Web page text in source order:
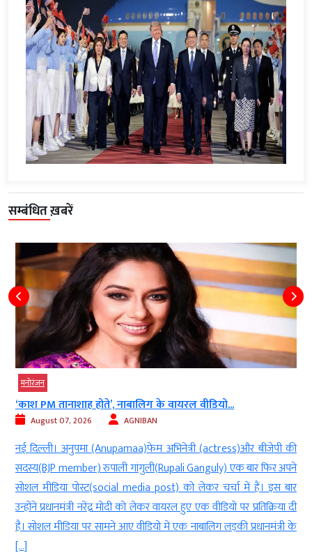
सम्बंधित ख़बरें
मनोरंजन
‘काश PM तानाशाह होते’, नाबालिग के वायरल वीडियो...
August 07, 2026 AGNIBAN
नई दिल्ली। अनुपमा (Anupamaa)फेम अभिनेत्री (actress)और बीजेपी की
सदस्य(BJP member) रुपाली गांगुली(Rupali Ganguly) एक बार फिर अपने
सोशल मीडिया पोस्ट(social media post) को लेकर चर्चा में हैं। इस बार
उन्होंने प्रधानमंत्री नरेंद्र मोदी को लेकर वायरल हुए एक वीडियो पर प्रतिक्रिया दी
है। सोशल मीडिया पर सामने आए वीडियो में एक नाबालिग लड़की प्रधानमंत्री के
[…]